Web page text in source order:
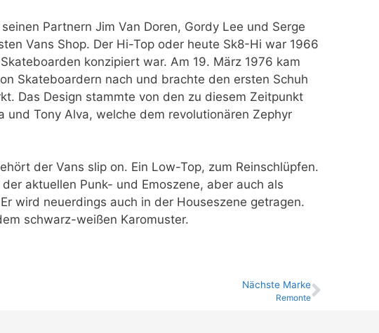
Partnern Jim Van Doren, Gordy Lee und Serge
Vans Shop. Der Hi-Top oder heute Sk8-Hi war 1966
konzipiert war. Am 19. März 1976 kam
Skateboardern nach und brachte den ersten Schuh
Das Design stammte von den zu diesem Zeitpunkt
Tony Alva, welche dem revolutionären Zephyr
der Vans slip on. Ein Low-Top, zum Reinschlüpfen.
aktuellen Punk- und Emoszene, aber auch als
wird neuerdings auch in der Houseszene getragen.
schwarz-weißen Karomuster.
Nächste Marke
Remonte